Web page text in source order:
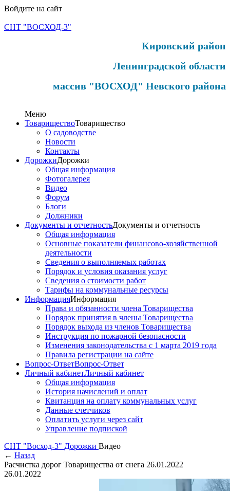
Войдите на сайт
СНТ "ВОСХОД-3"
Кировский район
Ленинградской области
массив "ВОСХОД" Невского района
Меню
ТовариществоТоварищество
О садоводстве
Новости
Контакты
ДорожкиДорожки
Общая информация
Фотогалерея
Видео
Форум
Блоги
Должники
Документы и отчетностьДокументы и отчетность
Общая информация
Основные показатели финансово-хозяйственной
деятельности
Сведения о выполняемых работах
Порядок и условия оказания услуг
Сведения о стоимости работ
Тарифы на коммунальные ресурсы
ИнформацияИнформация
Права и обязанности члена Товарищества
Порядок принятия в члены Товарищества
Порядок выхода из членов Товарищества
Инструкция по пожарной безопасности
Изменения законодательства с 1 марта 2019 года
Правила регистрации на сайте
Вопрос-ОтветВопрос-Ответ
Личный кабинетЛичный кабинет
Общая информация
История начислений и оплат
Квитанция на оплату коммунальных услуг
Данные счетчиков
Оплатить услуги через сайт
Управление подпиской
СНТ "Восход-3" Дорожки Видео
← Назад
Расчистка дорог Товарищества от снега 26.01.2022
26.01.2022